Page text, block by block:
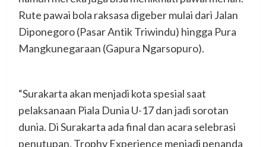
Rute pawai bola raksasa digeber mulai dari Jalan
Diponegoro (Pasar Antik Triwindu) hingga Pura
Mangkunegaraan (Gapura Ngarsopuro).
“Surakarta akan menjadi kota spesial saat
pelaksanaan Piala Dunia U-17 dan jadi sorotan
dunia. Di Surakarta ada final dan acara selebrasi
penutupan. Trophy Experience menjadi penanda